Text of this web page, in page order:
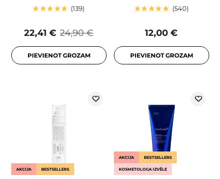
139
24,90 €
22,41 €
PIEVIENOT GROZAM
540
12,00 €
PIEVIENOT GROZAM
AKCIJA BESTSELLERS
AKCIJA BESTSELLERS
KOSMETOLOGA IZVĒLE